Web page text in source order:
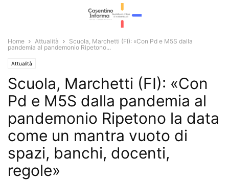
Home Attualità
Scuola, Marchetti (FI): «Con Pd e M5S dalla
pandemia al pandemonio Ripetono...
Attualità
Scuola, Marchetti (FI): «Con
Pd e M5S dalla pandemia al
pandemonio Ripetono la data
come un mantra vuoto di
spazi, banchi, docenti,
regole»